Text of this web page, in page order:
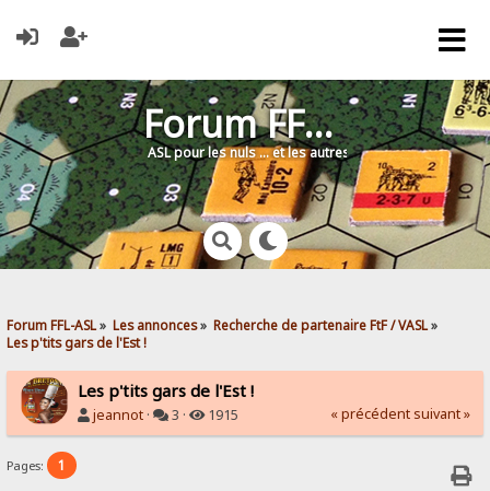
Forum FFL-ASL
ASL pour les nuls … et les autres !
Forum FFL-ASL» Les annonces» Recherche de partenaire FtF / VASL»
Les p'tits gars de l'Est !
Les p'tits gars de l'Est !
jeannot · 3 · 1915 « précédent suivant »
Pages: 1